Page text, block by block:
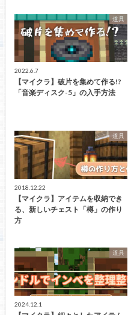
道具
2022.6.7
【マイクラ】破片を集めて作る!?
「音楽ディスク-5」の入手方法
道具
2018.12.22
【マイクラ】アイテムを収納でき
る、新しいチェスト「樽」の作り
方
道具
2024.12.1